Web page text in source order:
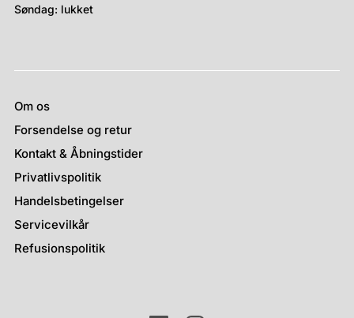
Søndag: lukket
Om os
Forsendelse og retur
Kontakt & Åbningstider
Privatlivspolitik
Handelsbetingelser
Servicevilkår
Refusionspolitik